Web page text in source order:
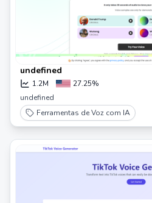
undefined
1.2M 27.25%
undefined
Ferramentas de Voz com IA